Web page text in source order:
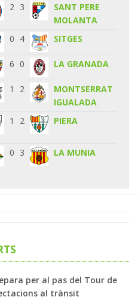
2 3
SANT PERE
MOLANTA
0 4 SITGES
6 0 LA GRANADA
1 2
MONTSERRAT
IGUALADA
1 2 PIERA
0 3 LA MUNIA
per al pas del Tour de
al trànsit